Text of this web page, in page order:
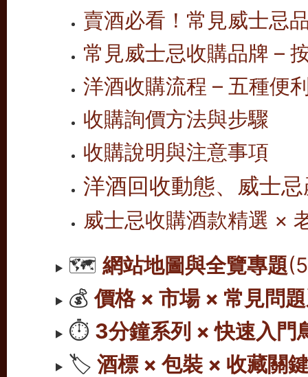
賣酒必看！常見威士忌
常見威士忌收購品牌 –
洋酒收購流程 – 五種便
收購詢價方法與步驟
收購說明與注意事項
洋酒回收動態、威士
威士忌收購酒款精選 ×
🗺️網站地圖與全覽專題
💰價格 × 市場 × 常見問
⏱️ 3分鐘系列 × 快速入門
🏷️酒標 × 包裝 × 收藏關